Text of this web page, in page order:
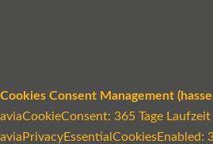
Cookies Consent Management
aviaCookieConsent: 365 Tage Laufzeit
aviaPrivacyEssentialCookiesEnabled: